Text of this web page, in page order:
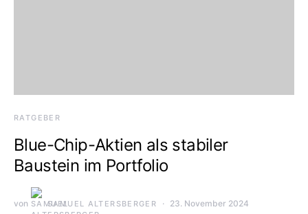
RATGEBER
Blue-Chip-Aktien als stabiler
Baustein im Portfolio
von SAMUEL ALTERSBERGER 23. November 2024